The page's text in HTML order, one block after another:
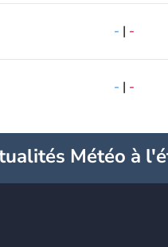
- | -
- | -
Météo à